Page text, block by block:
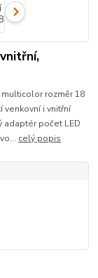
rozměr 18
venkovní i vnitřní
adaptér počet LED
celý popis